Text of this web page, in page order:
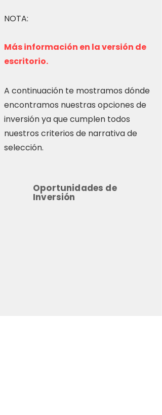
NOTA:
Más información en la versión de
escritorio.
A continuación te mostramos dónde
encontramos nuestras opciones de
inversión ya que cumplen todos
nuestros criterios de narrativa de
selección.
Oportunidades de
Inversión